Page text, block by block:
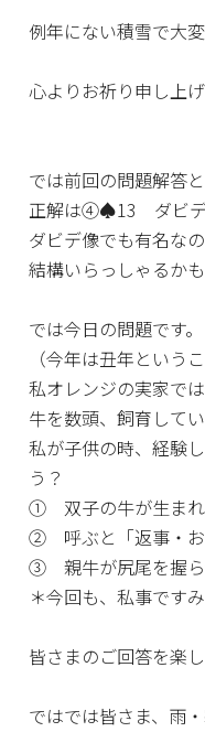
例年にない積雪で大
心よりお祈り申し上げ
では前回の問題解答と
正解は④♠13 ダビ
ダビデ像でも有名な
結構いらっしゃるか
では今日の問題です。
（今年は丑年というこ
私オレンジの実家で
牛を数頭、飼育してい
私が子供の時、経験
う？
① 双子の牛が生ま
② 呼ぶと「返事・お
③ 親牛が尻尾を握ら
＊今回も、私事です
皆さまのご回答を楽
ではでは皆さま、雨